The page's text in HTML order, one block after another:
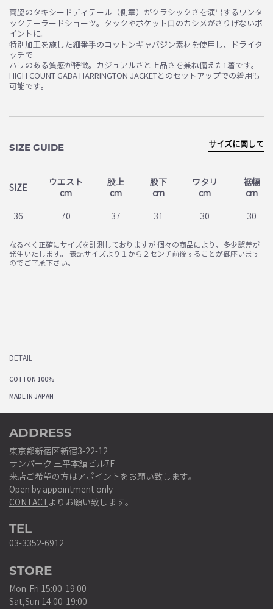
両脇のタキシードディテール（側章）がクラシックさを演出するワンタ
ックテーラードショーツ。タックやポケット⼝のカシメがさりげないポ
イントに。
特別加⼯を施した細番⼿のコットンギャバジン素材を使用し、ドライタ
ッチで
ハリのある質感が特徴。カジュアルさと上品さを兼ね備えた1着です。
HIGH COUNT GABA HARRINGTON JACKETとのセットアップでの着用も
可能です。
SIZE GUIDE
SIZE
ウエスト
cm
股上
cm
股下
cm
ワタリ
cm
裾幅
cm
36 70 37 31 30 30
サイズに関して
なるべく正確にサイズを計測しておりますが 個々の商品により、多少誤差が
発生いたします。 表記サイズより１から２センチ前後することが御座います
のでご了承下さい。
DETAIL
COTTON 100%
MADE IN JAPAN
お買い物を続ける カートへ進む
ADDRESS
東京都新宿区新宿3-22-12
サンパーク 三平本館ビル7F
来店ご希望の方はアポイントをお願い致します。
Open by appointment only
CONTACTよりお願い致します。
TEL
03-3352-6912
STORE
Mon-Fri 15:00-19:00
Sat,Sun 14:00-19:00